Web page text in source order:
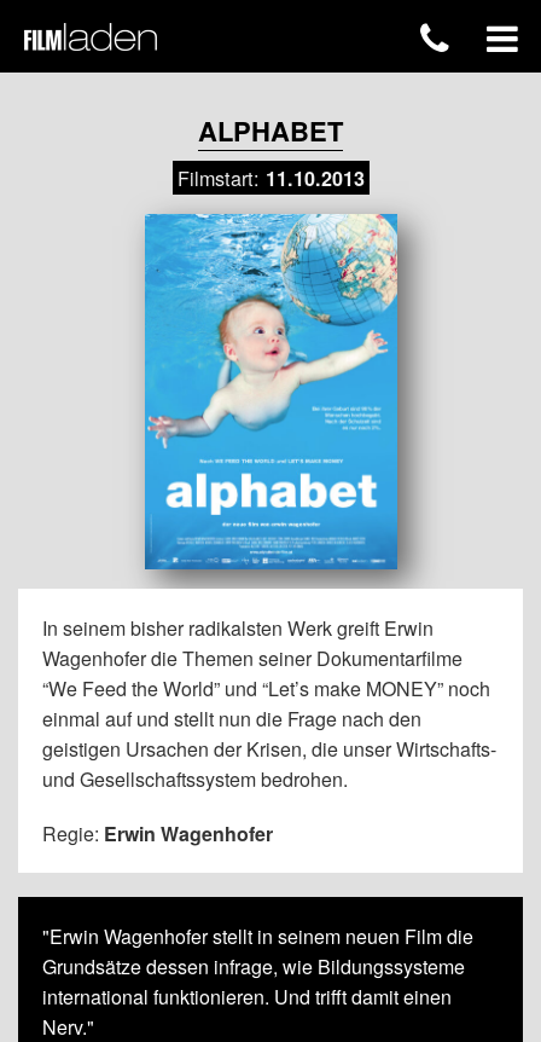
ALPHABET
Filmstart: 11.10.2013
In seinem bisher radikalsten Werk greift Erwin
Wagenhofer die Themen seiner Dokumentarfilme
“We Feed the World” und “Let’s make MONEY” noch
einmal auf und stellt nun die Frage nach den
geistigen Ursachen der Krisen, die unser Wirtschafts-
und Gesellschaftssystem bedrohen.
Regie: Erwin Wagenhofer
"Erwin Wagenhofer stellt in seinem neuen Film die
Grundsätze dessen infrage, wie Bildungssysteme
international funktionieren. Und trifft damit einen
Nerv."